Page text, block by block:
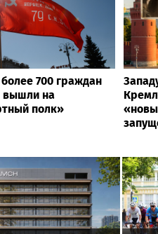
700 граждан
на
полк»